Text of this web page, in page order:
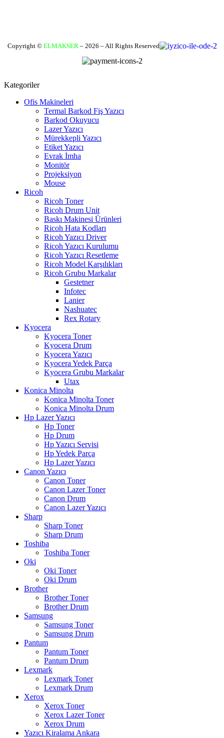
Copyright © ELMAKSER– 2026 – All Rights Reserved
Kategoriler
Ofis Makineleri
Termal Barkod Fiş Yazıcı
Barkod Okuyucu
Lazer Yazıcı
Mürekkepli Yazıcı
Etiket Yazıcı
Evrak İmha
Monitör
Projeksiyon
Mouse
Ricoh
Ricoh Toner
Ricoh Drum Unit
Baskı Makinesi Ürünleri
Ricoh Hata Kodları
Ricoh Yazıcı Driver
Ricoh Yazıcı Kurulumu
Ricoh Yazıcı Resetleme
Ricoh Model Karşılıkları
Ricoh Grubu Markalar
Gestetner
Infotec
Lanier
Nashuatec
Rex Rotary
Kyocera
Kyocera Toner
Kyocera Drum
Kyocera Yazıcı
Kyocera Yedek Parça
Kyocera Grubu Markalar
Utax
Konica Minolta
Konica Minolta Toner
Konica Minolta Drum
Hp Lazer Yazıcı
Hp Toner
Hp Drum
Hp Yazıcı Servisi
Hp Yedek Parça
Hp Lazer Yazıcı
Canon Yazıcı
Canon Toner
Canon Lazer Toner
Canon Drum
Canon Lazer Yazıcı
Sharp
Sharp Toner
Sharp Drum
Toshiba
Toshiba Toner
Oki
Oki Toner
Oki Drum
Brother
Brother Toner
Brother Drum
Samsung
Samsung Toner
Samsung Drum
Pantum
Pantum Toner
Pantum Drum
Lexmark
Lexmark Toner
Lexmark Drum
Xerox
Xerox Toner
Xerox Lazer Toner
Xerox Drum
Yazıcı Kiralama Ankara